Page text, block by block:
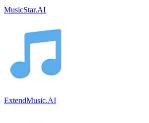
MusicStar.AI
ExtendMusic.AI